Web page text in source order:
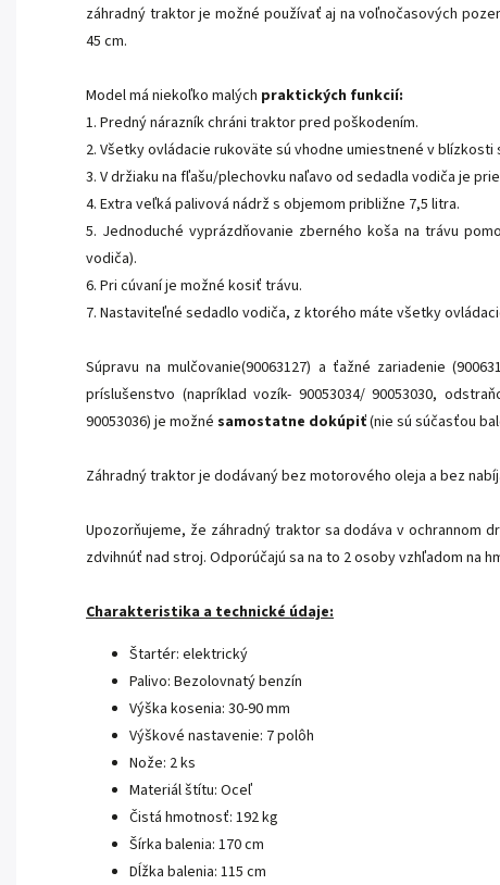
záhradný traktor je možné používať aj na voľnočasových
45 cm.
Model má niekoľko malých praktických funkcií:
1. Predný nárazník chráni traktor pred poškodením.
2. Všetky ovládacie rukoväte sú vhodne umiestnené v blízkosti
3. V držiaku na fľašu/plechovku naľavo od sedadla vodiča je
4. Extra veľká palivová nádrž s objemom približne 7,5 litra.
5. Jednoduché vyprázdňovanie zberného koša na trávu
vodiča).
6. Pri cúvaní je možné kosiť trávu.
7. Nastaviteľné sedadlo vodiča, z ktorého máte všetky
Súpravu na mulčovanie(90063127) a ťažné zariadenie
príslušenstvo (napríklad vozík- 90053034/ 90053030,
90053036) je možné samostatne dokúpiť(nie sú súčasťou
Záhradný traktor je dodávaný bez motorového oleja a bez
Upozorňujeme, že záhradný traktor sa dodáva v ochrannom
zdvihnúť nad stroj. Odporúčajú sa na to 2 osoby vzhľadom na
Charakteristika a technické údaje:
Štartér: elektrický
Palivo: Bezolovnatý benzín
Výška kosenia: 30-90 mm
Výškové nastavenie: 7 polôh
Nože: 2 ks
Materiál štítu: Oceľ
Čistá hmotnosť: 192 kg
Šírka balenia: 170 cm
Dĺžka balenia: 115 cm